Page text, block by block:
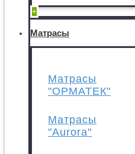
+
Матрасы
Матрасы
"ОРМАТЕК"
Матрасы
"Aurora"